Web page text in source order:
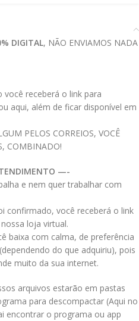
DIGITAL, NÃO ENVIAMOS NADA
receberá o link para
aqui, além de ficar disponível em
PELOS CORREIOS, VOCÊ
COMBINADO!
—-
e nem quer trabalhar com
confirmado, você receberá o link
loja virtual.
baixa com calma, de preferência
do que adquiriu), pois
muito da sua internet.
arquivos estarão em pastas
para descompactar (Aqui no
encontrar o programa ou app